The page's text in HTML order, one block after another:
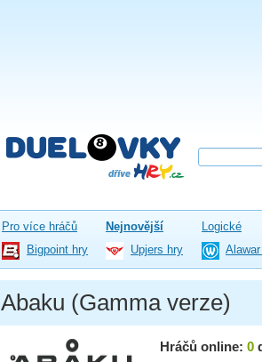
Pro více hráčů Nejnovější Logické
Bigpoint hry
Upjers hry
Abaku (Gamma verze)
Hráčů online: 0